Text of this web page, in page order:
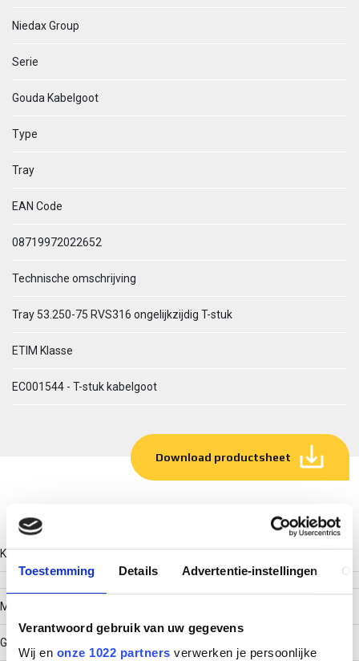
Toestemming Details Advertentie-instellingen
Verantwoord gebruik van uw gegevens
Wij en onze 1022 partners verwerken je persoonlijke
Niedax Group
Serie
Gouda Kabelgoot
Type
Tray
EAN Code
08719972022652
Technische omschrijving
Tray 53.250-75 RVS316 ongelijkzijdig T-stuk
ETIM Klasse
EC001544 - T-stuk kabelgoot
Download productsheet
Technische gegevens
Kleur
Model
Geïntegreerde verbinder